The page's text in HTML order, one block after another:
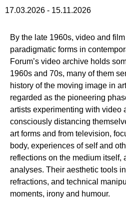
17.03.2026 - 15.11.2026
By the late 1960s, video and
paradigmatic forms in
Forum’s video archive holds
1960s and 70s, many of them
history of the moving image in
regarded as the pioneering
artists experimenting with video
consciously distancing
art forms and from television,
body, experiences of self and
reflections on the medium itself,
analyses. Their aesthetic tools
refractions, and technical
moments, irony and humour.